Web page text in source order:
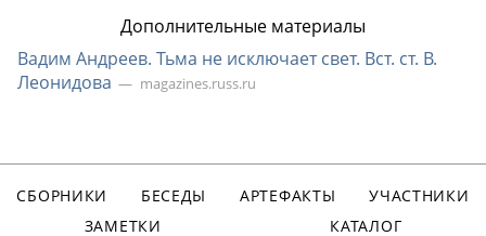
Дополнительные материалы
Вадим Андреев. Тьма не исключает свет. Вст. ст. В.
Леонидова
magazines.russ.ru
СБОРНИКИ БЕСЕДЫ АРТЕФАКТЫ
УЧАСТНИКИ
ЗАМЕТКИ
КАТАЛОГ